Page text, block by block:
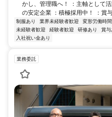
かし、管理職へ！ ：主軸として
の安定企業 ：積極採用中！ ：賞
制服あり 業界未経験者歓迎 変形労働時間
未経験者歓迎
経験者歓迎 研修あり 賞与
入社祝い金あり
業務委託